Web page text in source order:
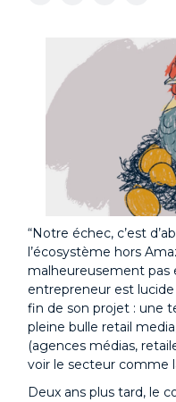
“Notre échec, c’est
l’écosystème hors
malheureusement pas
entrepreneur est
fin de son projet : une
pleine bulle retail
(agences médias,
voir le secteur comme
Deux ans plus tard, le